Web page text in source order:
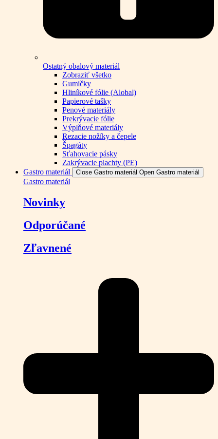
Ostatný obalový materiál
Zobraziť všetko
Gumičky
Hliníkové fólie (Alobal)
Papierové tašky
Penové materiály
Prekrývacie fólie
Výplňové materiály
Rezacie nožíky a čepele
Špagáty
Sťahovacie pásky
Zakrývacie plachty (PE)
Gastro materiál
Close Gastro materiál Open Gastro materiál
Gastro materiál
Novinky
Odporúčané
Zľavnené